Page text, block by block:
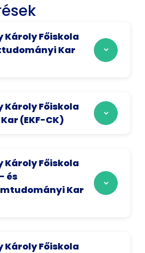
Károly Főiskola
Kar
Károly Főiskola
(EKF-CK)
Károly Főiskola
és
Kar
Károly Főiskola